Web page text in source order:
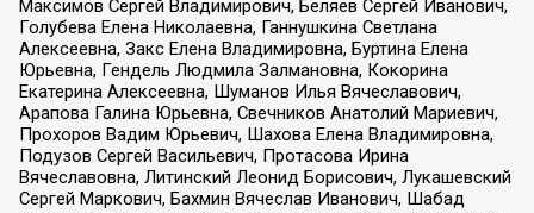
Максимов Сергей Владимирович, Беляев Сергей Иванович,
Голубева Елена Николаевна, Ганнушкина Светлана
Алексеевна, Закс Елена Владимировна, Буртина Елена
Юрьевна, Гендель Людмила Залмановна, Кокорина
Екатерина Алексеевна, Шуманов Илья Вячеславович,
Арапова Галина Юрьевна, Свечников Анатолий Мариевич,
Прохоров Вадим Юрьевич, Шахова Елена Владимировна,
Подузов Сергей Васильевич, Протасова Ирина
Вячеславовна, Литинский Леонид Борисович, Лукашевский
Сергей Маркович, Бахмин Вячеслав Иванович, Шабад